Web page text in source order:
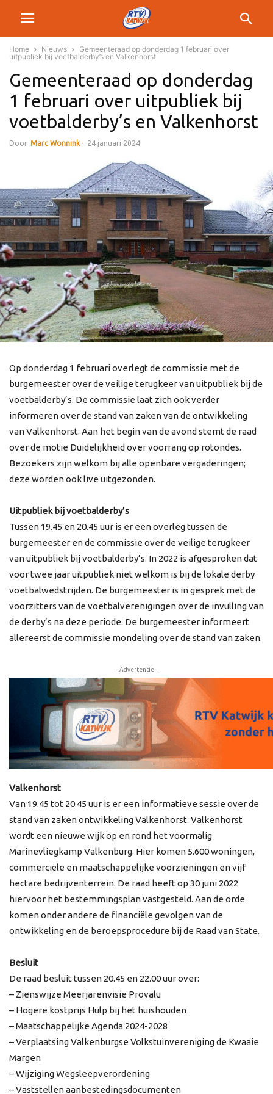
Home Nieuws
Gemeenteraad op donderdag 1 februari over
uitpubliek bij voetbalderby’s en Valkenhorst
Gemeenteraad op donderdag
1 februari over uitpubliek bij
voetbalderby’s en Valkenhorst
Door Marc Wonnink - 24 januari 2024
Op donderdag 1 februari overlegt de commissie met de
burgemeester over de veilige terugkeer van uitpubliek bij de
voetbalderby’s. De commissie laat zich ook verder
informeren over de stand van zaken van de ontwikkeling
van Valkenhorst. Aan het begin van de avond stemt de raad
over de motie Duidelijkheid over voorrang op rotondes.
Bezoekers zijn welkom bij alle openbare vergaderingen;
deze worden ook live uitgezonden.
Uitpubliek bij voetbalderby’s
Tussen 19.45 en 20.45 uur is er een overleg tussen de
burgemeester en de commissie over de veilige terugkeer
van uitpubliek bij voetbalderby’s. In 2022 is afgesproken dat
voor twee jaar uitpubliek niet welkom is bij de lokale derby
voetbalwedstrijden. De burgemeester is in gesprek met de
voorzitters van de voetbalverenigingen over de invulling van
de derby’s na deze periode. De burgemeester informeert
allereerst de commissie mondeling over de stand van zaken.
- Advertentie -
Valkenhorst
Van 19.45 tot 20.45 uur is er een informatieve sessie over de
stand van zaken ontwikkeling Valkenhorst. Valkenhorst
wordt een nieuwe wijk op en rond het voormalig
Marinevliegkamp Valkenburg. Hier komen 5.600 woningen,
commerciële en maatschappelijke voorzieningen en vijf
hectare bedrijventerrein. De raad heeft op 30 juni 2022
hiervoor het bestemmingsplan vastgesteld. Aan de orde
komen onder andere de financiële gevolgen van de
ontwikkeling en de beroepsprocedure bij de Raad van State.
Besluit
De raad besluit tussen 20.45 en 22.00 uur over:
– Zienswijze Meerjarenvisie Provalu
– Hogere kostprijs Hulp bij het huishouden
– Maatschappelijke Agenda 2024-2028
– Verplaatsing Valkenburgse Volkstuinvereniging de Kwaaie
Margen
– Wijziging Wegsleepverordening
– Vaststellen aanbestedingsdocumenten